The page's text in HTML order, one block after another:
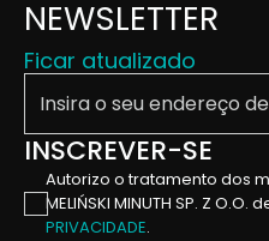
NEWSLETTER
Ficar atualizado
INSCREVER-SE
Autorizo ​​o tratamento dos
MELIŃSKI MINUTH SP. Z
PRIVACIDADE.